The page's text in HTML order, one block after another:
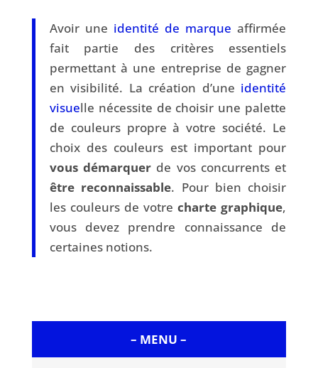
Avoir une identité de marque affirmée
fait partie des critères essentiels
permettant à une entreprise de gagner
en visibilité. La création d’une identité
visuelle nécessite de choisir une palette
de couleurs propre à votre société. Le
choix des couleurs est important pour
vous démarquer de vos concurrents et
être reconnaissable. Pour bien choisir
les couleurs de votrecharte graphique,
vous devez prendre connaissance de
certaines notions.
– MENU –